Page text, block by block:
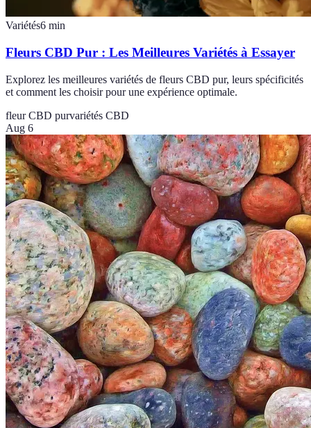
Variétés6 min
Fleurs CBD Pur : Les Meilleures Variétés à Essayer
Explorez les meilleures variétés de fleurs CBD pur, leurs spécificités
et comment les choisir pour une expérience optimale.
fleur CBD purvariétés CBD
Aug 6